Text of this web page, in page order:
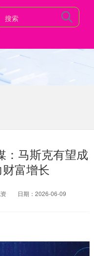
：马斯克有望成
富增长
日期：2026-06-09